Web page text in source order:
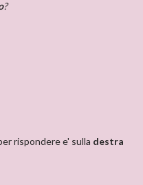
?
rispondere e' sulla destra